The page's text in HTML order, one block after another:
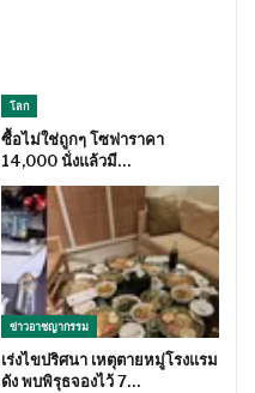
โลก
ซื้อไม่ใช่ถูกๆ โซฟาราคา
14,000 นั่งแล้วมี…
ข่าวอาชญากรรม
เร่งไขปริศนา เหตุตายหมู่โรงแรม
ดัง พบพิรุธจองไว้ 7…